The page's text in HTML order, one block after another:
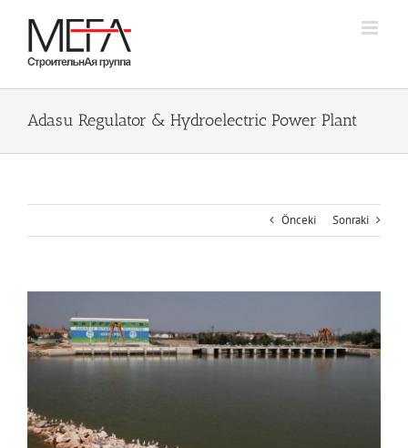
Adasu Regulator & Hydroelectric Power Plant
Önceki Sonraki
Görüntüle